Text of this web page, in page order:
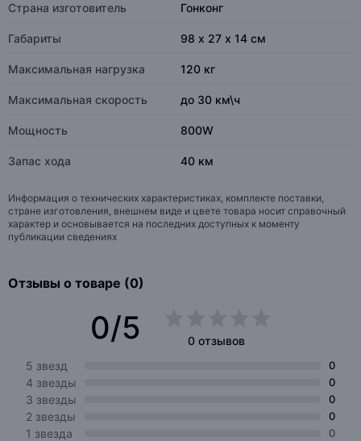
Страна изготовитель Гонконг
Габариты 98 х 27 х 14 см
Максимальная нагрузка 120 кг
Максимальная скорость до 30 км\ч
Мощность 800W
Запас хода 40 км
Информация о технических характеристиках, комплекте поставки,
стране изготовления, внешнем виде и цвете товара носит справочный
характер и основывается на последних доступных к моменту
публикации сведениях
Отзывы о товаре (0)
0/5
0 отзывов
5 звезд
0
4 звезды 0
3 звезды 0
2 звезды 0
1 звезда 0